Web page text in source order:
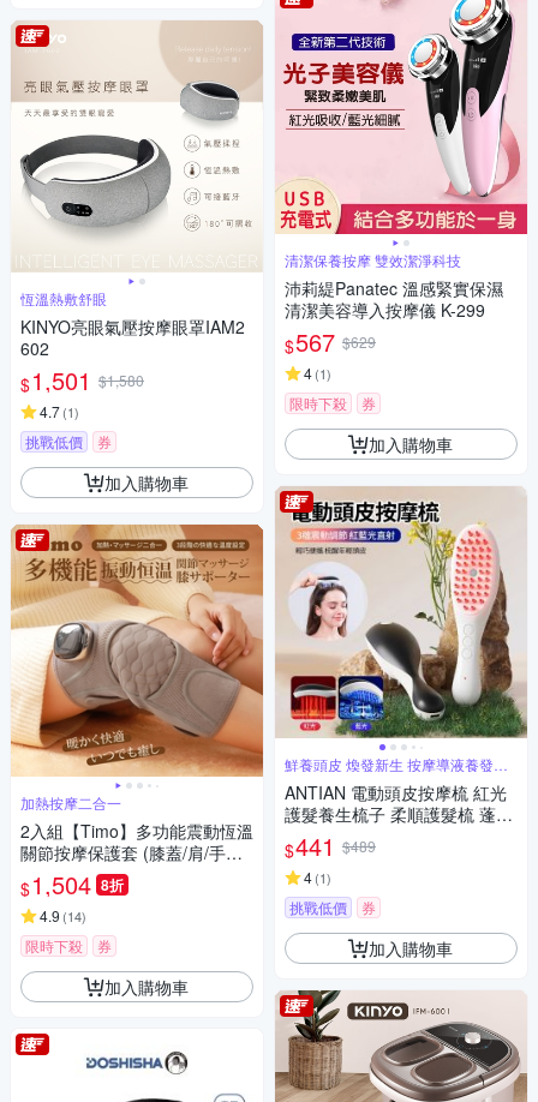
恆溫熱敷舒眼
KINYO亮眼氣壓按摩眼罩IAM2
602
$1,501 $1,580
4.7(1)
挑戰低價 券
加入購物車
加熱按摩二合一
2入組【Timo】多功能震動恆溫
關節按摩保護套 (膝蓋/肩/手肘
通用)
$1,504 8折
4.9 (14)
限時下殺 券
加入購物車
清潔保養按摩 雙效潔淨科技
沛莉緹Panatec 溫感緊實保濕
清潔美容導入按摩儀 K-299
$567 $629
4(1)
限時下殺 券
加入購物車
鮮養頭皮 煥發新生 按摩導液養發三
合一
ANTIAN 電動頭皮按摩梳 紅光
護髮養生梳子 柔順護髮梳 蓬鬆
按摩頭皮護理梳
$441 $489
4(1)
挑戰低價 券
加入購物車